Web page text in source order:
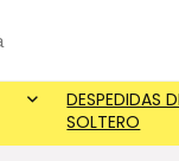
DESPEDIDAS
SOLTERO